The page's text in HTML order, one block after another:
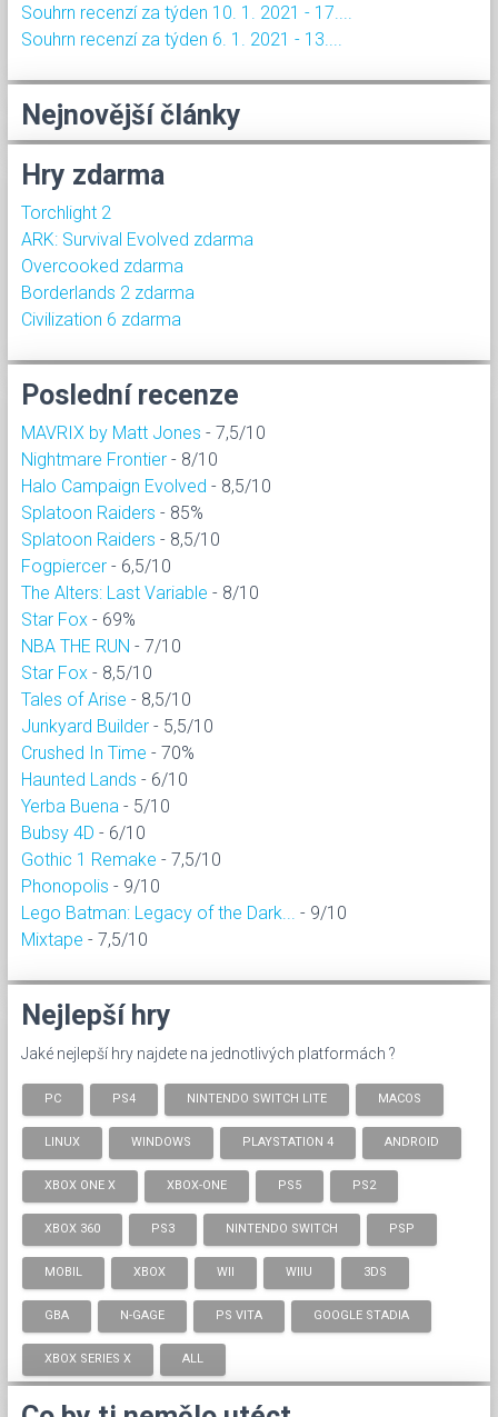
Souhrn recenzí za týden 10. 1. 2021 - 17....
Souhrn recenzí za týden 6. 1. 2021 - 13....
Nejnovější články
Hry zdarma
Torchlight 2
ARK: Survival Evolved zdarma
Overcooked zdarma
Borderlands 2 zdarma
Civilization 6 zdarma
Poslední recenze
MAVRIX by Matt Jones - 7,5/10
Nightmare Frontier - 8/10
Halo Campaign Evolved - 8,5/10
Splatoon Raiders - 85%
Splatoon Raiders - 8,5/10
Fogpiercer - 6,5/10
The Alters: Last Variable - 8/10
Star Fox - 69%
NBA THE RUN - 7/10
Star Fox - 8,5/10
Tales of Arise - 8,5/10
Junkyard Builder - 5,5/10
Crushed In Time - 70%
Haunted Lands - 6/10
Yerba Buena - 5/10
Bubsy 4D - 6/10
Gothic 1 Remake - 7,5/10
Phonopolis - 9/10
Lego Batman: Legacy of the Dark...
- 9/10
Mixtape - 7,5/10
Nejlepší hry
Jaké nejlepší hry najdete na jednotlivých platformách ?
PC PS4 NINTENDO SWITCH LITE MACOS
LINUX WINDOWS PLAYSTATION 4 ANDROID
XBOX ONE X XBOX-ONE PS5 PS2
XBOX 360 PS3 NINTENDO SWITCH PSP
MOBIL XBOX WII WIIU 3DS
GBA N-GAGE PS VITA GOOGLE STADIA
XBOX SERIES X ALL